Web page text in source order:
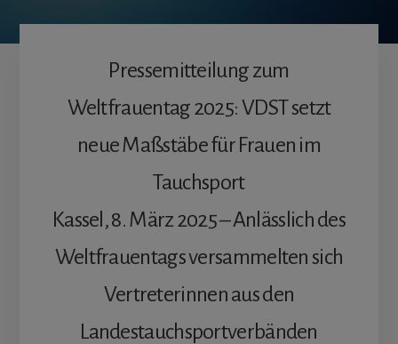
Pressemitteilung zum
Weltfrauentag 2025: VDST setzt
neue Maßstäbe für Frauen im
Tauchsport
Kassel, 8. März 2025 – Anlässlich des
Weltfrauentags versammelten sich
Vertreterinnen aus den
Landestauchsportverbänden